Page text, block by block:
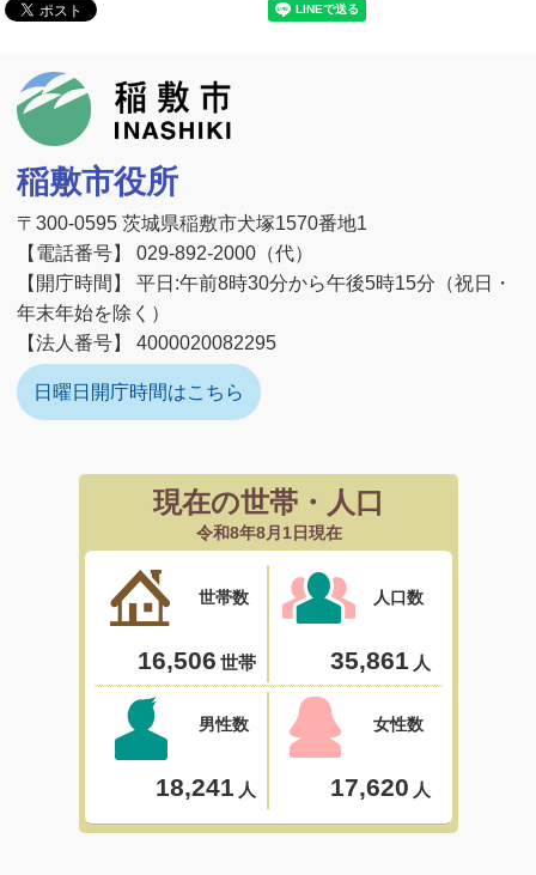
稲敷市役所
〒300-0595 茨城県稲敷市犬塚1570番地1
【電話番号】 029-892-2000（代）
【開庁時間】 平日:午前8時30分から午後5時15分（祝日・
年末年始を除く）
【法人番号】 4000020082295
日曜日開庁時間はこちら